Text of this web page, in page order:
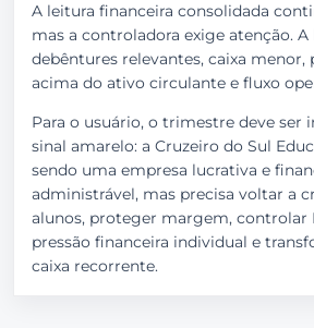
A leitura financeira consolidada
mas a controladora exige atenção.
debêntures relevantes, caixa menor,
acima do ativo circulante e fluxo
Para o usuário, o trimestre deve ser
sinal amarelo: a Cruzeiro do Sul
sendo uma empresa lucrativa e
administrável, mas precisa voltar a
alunos, proteger margem, controlar
pressão financeira individual e
caixa recorrente.